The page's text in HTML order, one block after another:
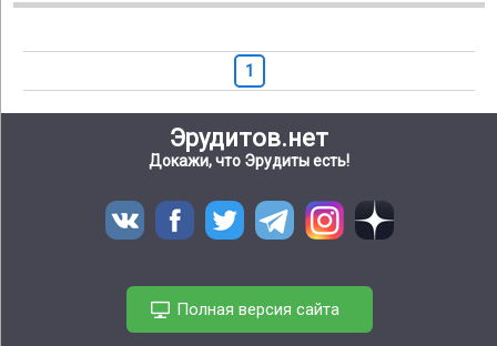
1
Эрудитов.нет
Докажи, что Эрудиты есть!
Полная версия сайта